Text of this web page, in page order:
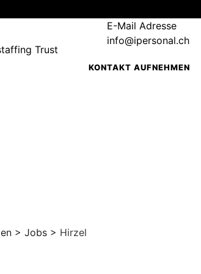
E-Mail Adresse
info@ipersonal.ch
KONTAKT AUFNEHMEN
> Jobs > Hirzel